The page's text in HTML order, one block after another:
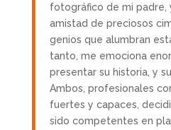
fotográfico de mi padre,
amistad de preciosos
genios que alumbran
tanto, me emociona
presentar su historia, y
Ambos, profesionales
fuertes y capaces,
sido competentes en